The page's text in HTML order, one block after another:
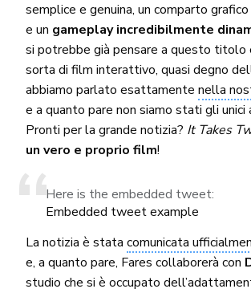
semplice e genuina, un comparto
e un gameplay incredibilmente
si potrebbe già pensare a questo titolo
sorta di film interattivo, quasi degno
abbiamo parlato esattamentenella
e a quanto pare non siamo stati gli unici
Pronti per la grande notizia? It Takes
un vero e proprio film!
Here is the embedded tweet:
Embedded tweet example
La notizia è statacomunicata
e, a quanto pare, Fares collaborerà con
studio che si è occupato